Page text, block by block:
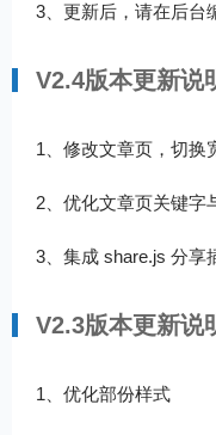
3、更新后，请在后台
V2.4版本更新说
1、修改文章页，切换
2、优化文章页关键字
3、集成 share.js 分享
V2.3版本更新说
1、优化部份样式